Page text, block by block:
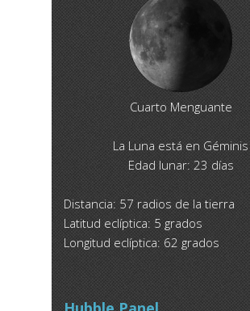
Cuarto Menguante
La Luna está en Géminis
Edad lunar: 23 días
Distancia: 57 radios de la tierra
Latitud eclíptica: 5 grados
Longitud eclíptica: 62 grados